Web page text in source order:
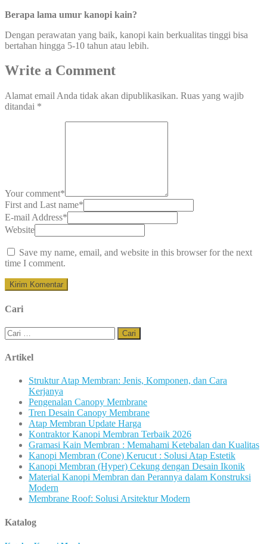
Berapa lama umur kanopi kain?
Dengan perawatan yang baik, kanopi kain berkualitas tinggi bisa
bertahan hingga 5-10 tahun atau lebih.
Write a Comment
Alamat email Anda tidak akan dipublikasikan. Ruas yang wajib
ditandai *
Your comment*
First and Last name*
E-mail Address*
Website
Save my name, email, and website in this browser for the next
time I comment.
Cari
Cari
untuk:
Artikel
Struktur Atap Membran: Jenis, Komponen, dan Cara
Kerjanya
Pengenalan Canopy Membrane
Tren Desain Canopy Membrane
Atap Membran Update Harga
Kontraktor Kanopi Membran Terbaik 2026
Gramasi Kain Membran : Memahami Ketebalan dan Kualitas
Kanopi Membran (Cone) Kerucut : Solusi Atap Estetik
Kanopi Membran (Hyper) Cekung dengan Desain Ikonik
Material Kanopi Membran dan Perannya dalam Konstruksi
Modern
Membrane Roof: Solusi Arsitektur Modern
Katalog